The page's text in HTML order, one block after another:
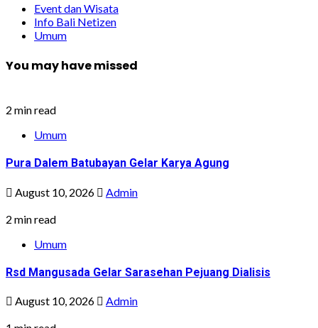
Event dan Wisata
Info Bali Netizen
Umum
You may have missed
2 min read
Umum
Pura Dalem Batubayan Gelar Karya Agung
August 10, 2026
Admin
2 min read
Umum
Rsd Mangusada Gelar Sarasehan Pejuang Dialisis
August 10, 2026
Admin